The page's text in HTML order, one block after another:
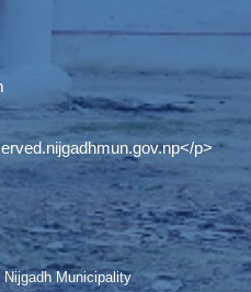
p>
Municipality